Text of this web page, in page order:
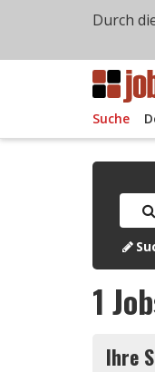
Suche
1
Ihre
Durch